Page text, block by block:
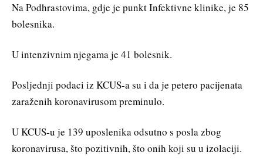
Na Podhrastovima, gdje je punkt Infektivne klinike, je 85
bolesnika.
U intenzivnim njegama je 41 bolesnik.
Posljednji podaci iz KCUS-a su i da je petero pacijenata
zaraženih koronavirusom preminulo.
U KCUS-u je 139 uposlenika odsutno s posla zbog
koronavirusa, što pozitivnih, što onih koji su u izolaciji.